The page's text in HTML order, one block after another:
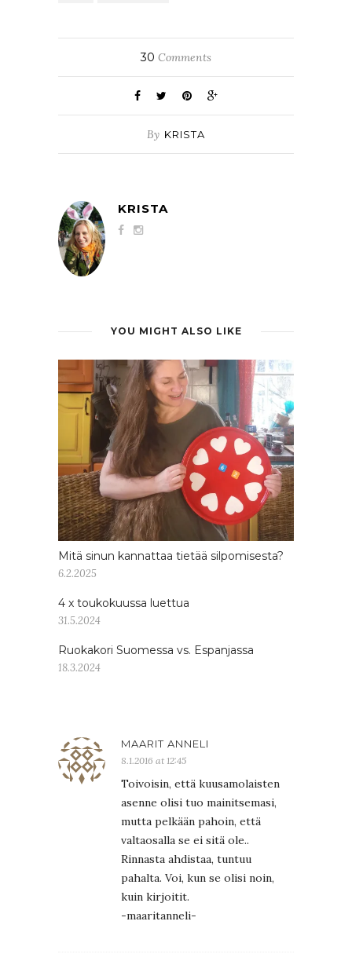
30 Comments
By KRISTA
KRISTA
YOU MIGHT ALSO LIKE
Mitä sinun kannattaa tietää silpomisesta?
6.2.2025
4 x toukokuussa luettua
31.5.2024
Ruokakori Suomessa vs. Espanjassa
18.3.2024
MAARIT ANNELI
8.1.2016 at 12:45
Toivoisin, että kuusamolaisten
asenne olisi tuo mainitsemasi,
mutta pelkään pahoin, että
valtaosalla se ei sitä ole..
Rinnasta ahdistaa, tuntuu
pahalta. Voi, kun se olisi noin,
kuin kirjoitit.
-maaritanneli-